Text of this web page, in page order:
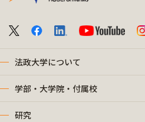
法政大学について
学部・大学院・付属校
研究